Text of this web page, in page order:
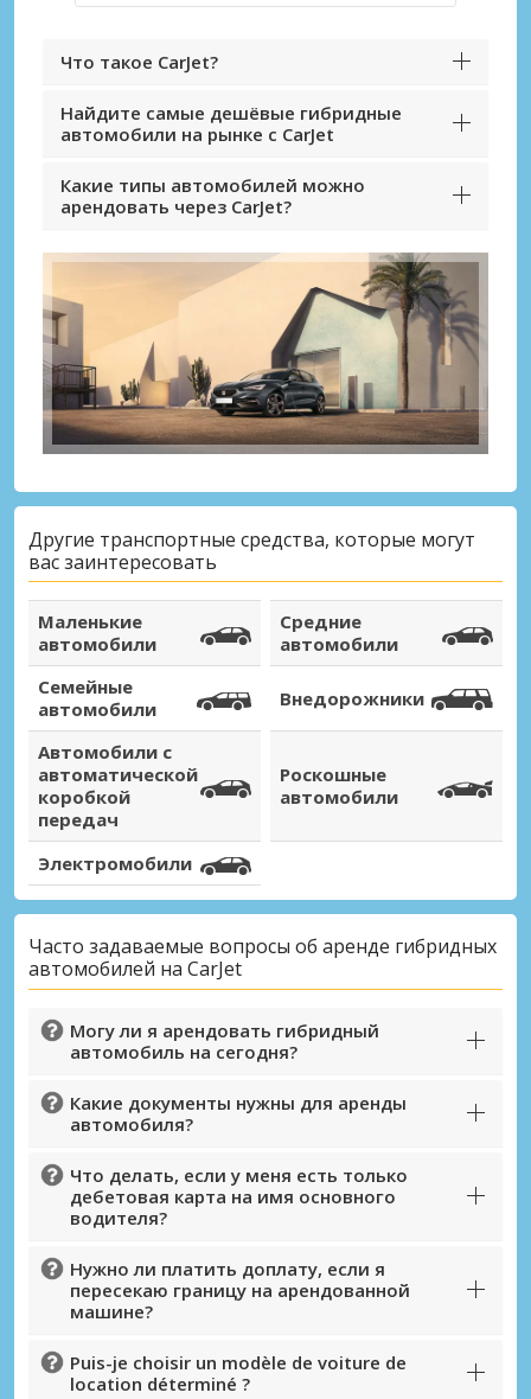
Лучшие сбережения
Получите доступ к эксклюзивным
Войти с помощью eLink
Что такое CarJet?
Найдите самые дешёвые гибридные
автомобили на рынке с CarJet
Какие типы автомобилей можно
арендовать через CarJet?
Другие транспортные средства, которые могут
вас заинтересовать
Маленькие
автомобили
Средние
автомобили
Семейные
автомобили
Внедорожники
Автомобили с
автоматической
коробкой
передач
Роскошные
автомобили
Электромобили
Часто задаваемые вопросы об аренде гибридных
автомобилей на CarJet
Могу ли я арендовать гибридный
автомобиль на сегодня?
Какие документы нужны для аренды
автомобиля?
Что делать, если у меня есть только
дебетовая карта на имя основного
водителя?
Нужно ли платить доплату, если я
пересекаю границу на арендованной
машине?
Puis-je choisir un modèle de voiture de
location déterminé ?